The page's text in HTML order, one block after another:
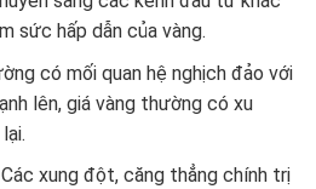
sức hấp dẫn của vàng.
có mối quan hệ nghịch đảo với
lên, giá vàng thường có xu
xung đột, căng thẳng chính trị